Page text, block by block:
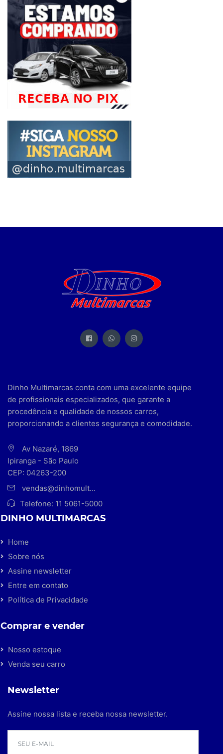
Dinho Multimarcas conta com uma excelente equipe
de profissionais especializados, que garante a
procedência e qualidade de nossos carros,
proporcionando a clientes segurança e comodidade.
Av Nazaré, 1869
Ipiranga - São Paulo
CEP: 04263-200
vendas@dinhomult...
Telefone: 11 5061-5000
DINHO MULTIMARCAS
Home
Sobre nós
Assine newsletter
Entre em contato
Política de Privacidade
Comprar e vender
Nosso estoque
Venda seu carro
Newsletter
Assine nossa lista e receba nossa newsletter.